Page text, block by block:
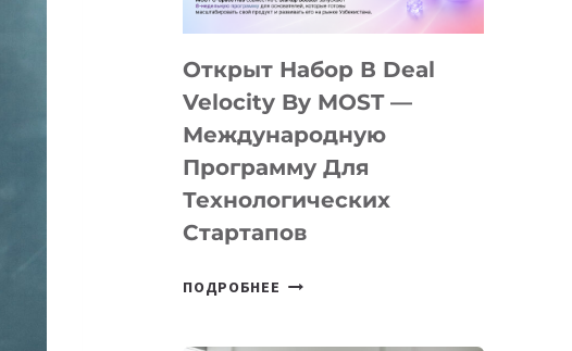
ДАЛ
ПОДРОСТКАМ
БИЛЕТ
IT-
ПРЕДПРИНИМАТЕЛЬСТВО
Открыт Набор В Deal
Velocity By MOST —
Международную
Программу Для
Технологических
Стартапов
ПОДРОБНЕЕ ОТКРЫТ